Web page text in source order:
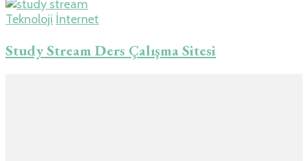
Teknoloji İnternet
Study Stream Ders Çalışma Sitesi